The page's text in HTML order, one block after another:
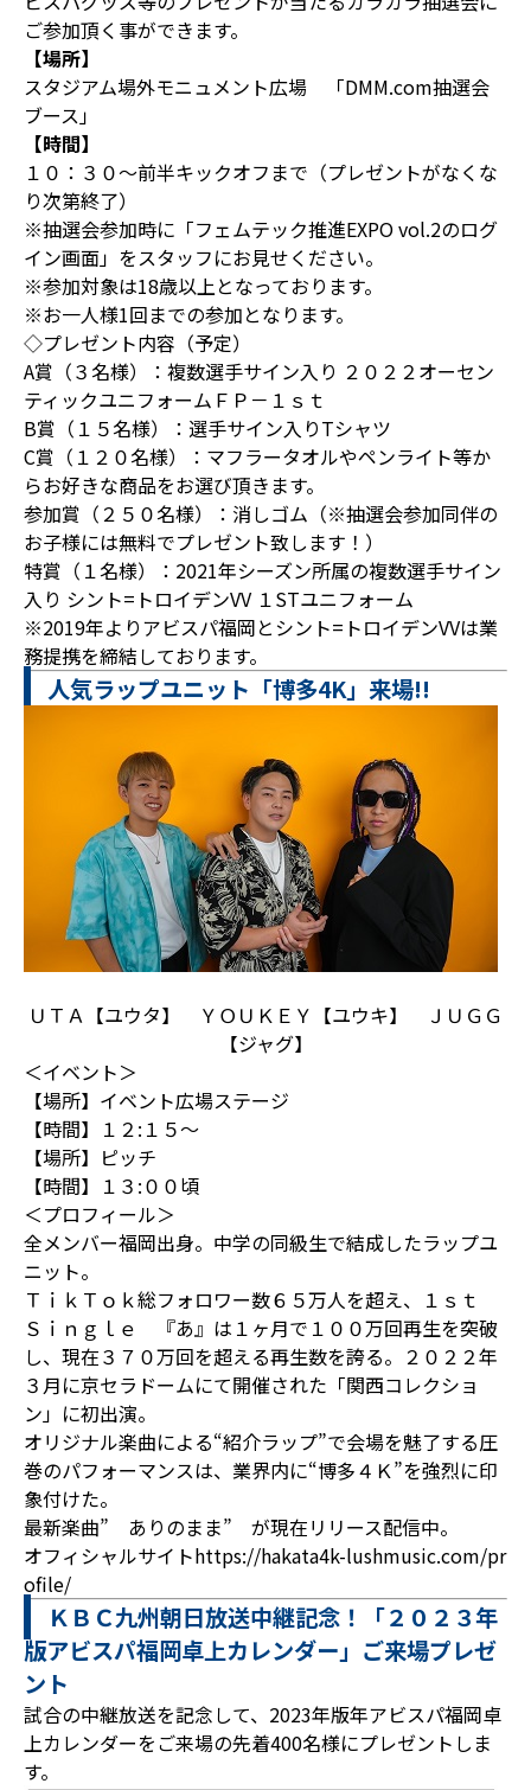
ご参加頂く事ができます。
【場所】
スタジアム場外モニュメント広場 「DMM.com抽選会
ブース」
【時間】
１０：３０～前半キックオフまで（プレゼントがなくな
り次第終了）
※抽選会参加時に「フェムテック推進EXPO vol.2のログ
イン画面」をスタッフにお見せください。
※参加対象は18歳以上となっております。
※お一人様1回までの参加となります。
◇プレゼント内容（予定）
A賞（３名様）：複数選手サイン入り ２０２２オーセン
ティックユニフォームＦＰ－１ｓｔ
B賞（１５名様）：選手サイン入りTシャツ
C賞（１２０名様）：マフラータオルやペンライト等か
らお好きな商品をお選び頂きます。
参加賞（２５０名様）：消しゴム（※抽選会参加同伴の
お子様には無料でプレゼント致します！）
特賞（１名様）：2021年シーズン所属の複数選手サイン
入り シント=トロイデンVV １STユニフォーム
※2019年よりアビスパ福岡とシント=トロイデンVVは業
務提携を締結しております。
人気ラップユニット「博多4K」来場!!
ＵＴＡ【ユウタ】 ＹＯＵＫＥＹ【ユウキ】 ＪＵＧＧ
【ジャグ】
＜イベント＞
【場所】イベント広場ステージ
【時間】１２:１５～
【場所】ピッチ
【時間】１３:００頃
＜プロフィール＞
全メンバー福岡出身。中学の同級生で結成したラップユ
ニット。
ＴｉｋＴｏｋ総フォロワー数６５万人を超え、１ｓｔ
Ｓｉｎｇｌｅ 『あ』は１ヶ月で１００万回再生を突破
し、現在３７０万回を超える再生数を誇る。２０２２年
３月に京セラドームにて開催された「関西コレクショ
ン」に初出演。
オリジナル楽曲による“紹介ラップ”で会場を魅了する圧
巻のパフォーマンスは、業界内に“博多４Ｋ”を強烈に印
象付けた。
最新楽曲” ありのまま” が現在リリース配信中。
オフィシャルサイトhttps://hakata4k-lushmusic.com/pr
ofile/
ＫＢＣ九州朝日放送中継記念！「２０２３年
版アビスパ福岡卓上カレンダー」ご来場プレゼ
ント
試合の中継放送を記念して、2023年版年アビスパ福岡卓
上カレンダーをご来場の先着400名様にプレゼントしま
す。